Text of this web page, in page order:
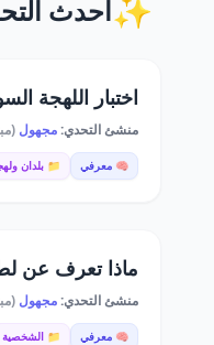
✨أحدث
اختبار اللهجة
منشئ التحدي:مجهول
🧠 معرفي 📁 بلدان
ماذا تعرف عن
منشئ التحدي:مجهول
🧠 معرفي 📁 الشخصية